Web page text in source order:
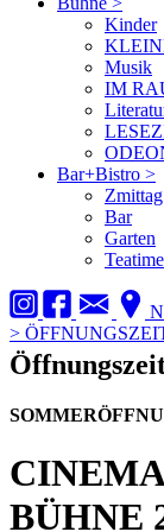
Kinder
Musik
IM
Bar+Bistro >
Zmittag
Bar
Garten
Teatime
>
BÜHNE